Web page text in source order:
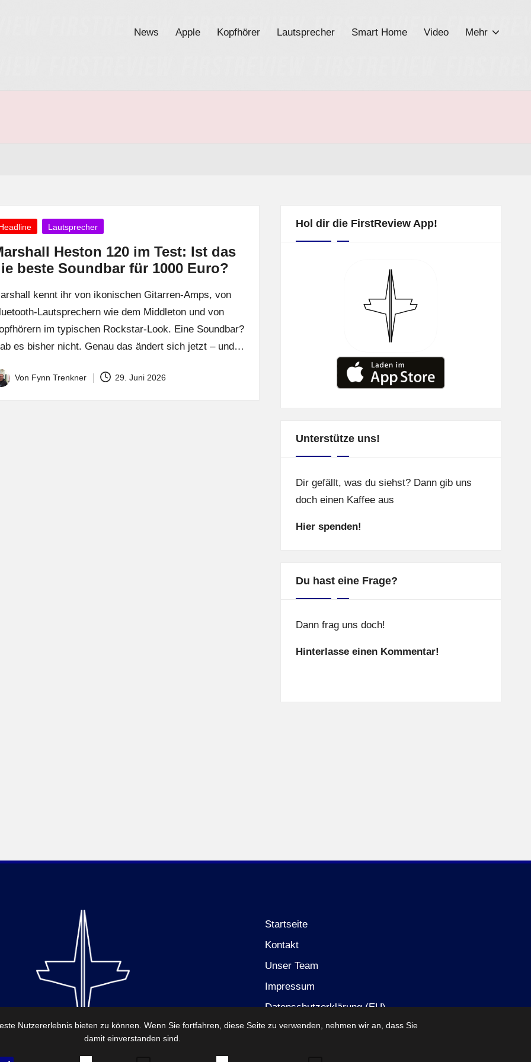
News Apple Kopfhörer Lautsprecher Smart Home Video Mehr
Lautsprecher
Heston 120 im Test: Ist das
beste Soundbar für 1000 Euro?
kennt ihr von ikonischen Gitarren-Amps, von
Lautsprechern wie dem Middleton und von
im typischen Rockstar-Look. Eine Soundbar?
es bisher nicht. Genau das ändert sich jetzt – und…
Von Fynn Trenkner 29. Juni 2026
Hol dir die FirstReview App!
Unterstütze uns!
Dir gefällt, was du siehst? Dann gib uns
doch einen Kaffee aus
Hier spenden!
Du hast eine Frage?
Dann frag uns doch!
Hinterlasse einen Kommentar!
Startseite
Kontakt
Unser Team
Impressum
Datenschutzerklärung (EU)
Partner
Nutzererlebnis bieten zu können. Wenn Sie fortfahren, diese Seite zu verwenden, nehmen wir an, dass Sie
damit einverstanden sind.